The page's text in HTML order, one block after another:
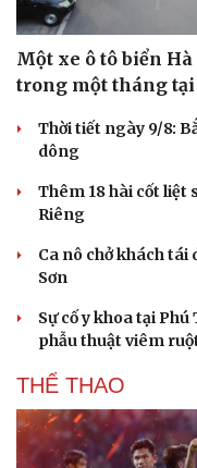
Một xe ô tô biển
trong một tháng tại
Thời tiết ngày 9/8:
dông
Thêm 18 hài cốt liệt
Riêng
Ca nô chở khách
Sơn
Sự cố y khoa tại
phẫu thuật viêm
THỂ THAO